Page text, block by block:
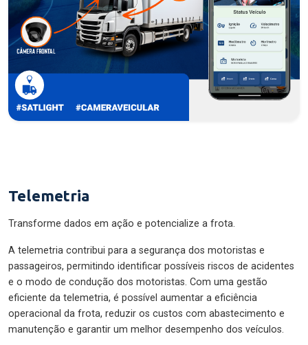
Telemetria
Transforme dados em ação e potencialize a frota.
A telemetria contribui para a segurança dos motoristas e
passageiros, permitindo identificar possíveis riscos de acidentes
e o modo de condução dos motoristas. Com uma gestão
eficiente da telemetria, é possível aumentar a eficiência
operacional da frota, reduzir os custos com abastecimento e
manutenção e garantir um melhor desempenho dos veículos.